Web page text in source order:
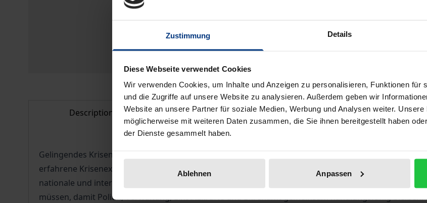
Zustimmung Details
Diese Webseite verwendet Cookies
Wir verwenden Cookies, um Inhalte und Anzeigen zu personalisieren, Funktionen für
und die Zugriffe auf unsere Website zu analysieren. Außerdem geben wir
Website an unsere Partner für soziale Medien, Werbung und Analysen weiter.
möglicherweise mit weiteren Daten zusammen, die Sie ihnen bereitgestellt haben
der Dienste gesammelt haben.
Ablehnen Anpassen
Description Bibliographical data Additional material
Gelingendes Krisenmanagement ist kein Zufall. Dieses Buch macht deutlich: Kompetente Führung
erfahrene Krisenexpertinnen und -experten theoretische Grundlagen mit praktischen Erfahrungen,
nationale und internationaler Fallbeispiele. Sie zeigen, wie Strukturen geschaffen,
müssen, damit Politik, Verwaltung, Einsatzkräfte und Ehrenamt gemeinsam handlungsfähig bleiben.